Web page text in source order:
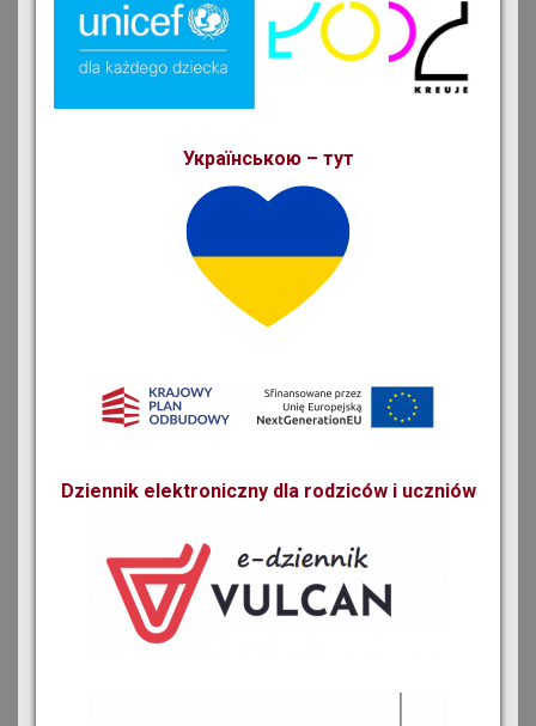
Українською – тут
Dziennik elektroniczny dla rodziców i uczniów